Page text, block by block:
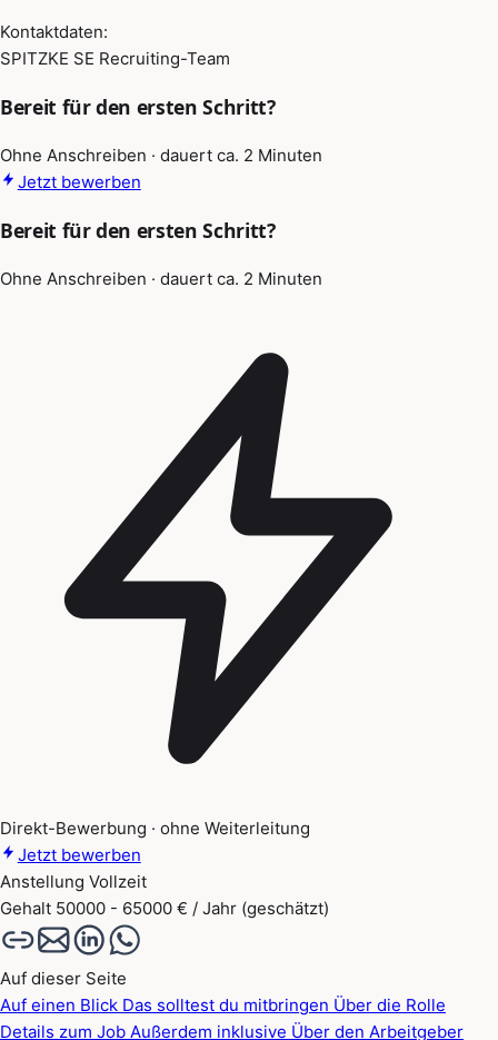
Kontaktdaten:
SPITZKE SE Recruiting-Team
Bereit für den ersten Schritt?
Ohne Anschreiben · dauert ca. 2 Minuten
Jetzt bewerben
Bereit für den ersten Schritt?
Ohne Anschreiben · dauert ca. 2 Minuten
Direkt-Bewerbung · ohne Weiterleitung
Jetzt bewerben
Anstellung Vollzeit
Gehalt 50000 - 65000 € / Jahr (geschätzt)
Auf dieser Seite
Auf einen Blick Das solltest du mitbringen Über die Rolle
Details zum Job Außerdem inklusive Über den Arbeitgeber